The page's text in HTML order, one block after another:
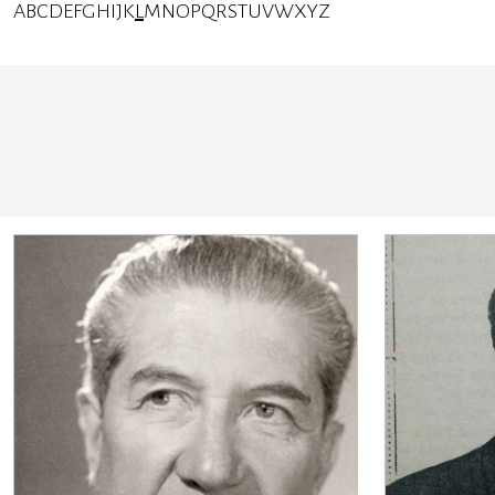
ABCDEFG H IJ KLMNOPQRSTUVWXYZ